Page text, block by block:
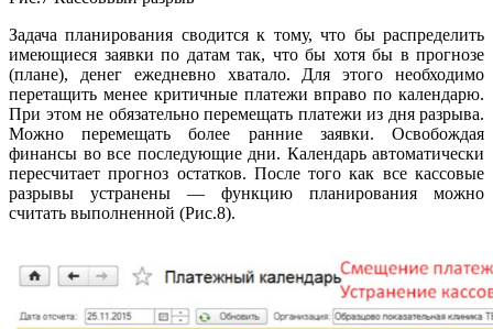
Задача планирования сводится к тому, что бы распределить
имеющиеся заявки по датам так, что бы хотя бы в прогнозе
(плане), денег ежедневно хватало. Для этого необходимо
перетащить менее критичные платежи вправо по календарю.
При этом не обязательно перемещать платежи из дня разрыва.
Можно перемещать более ранние заявки. Освобождая
финансы во все последующие дни. Календарь автоматически
пересчитает прогноз остатков. После того как все кассовые
разрывы устранены — функцию планирования можно
считать выполненной (Рис.8).